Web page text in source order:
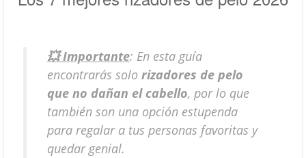
💥 Importante: En esta guía
encontrarás solo rizadores de pelo
que no dañan el cabello, por lo que
también son una opción estupenda
para regalar a tus personas favoritas y
quedar genial.